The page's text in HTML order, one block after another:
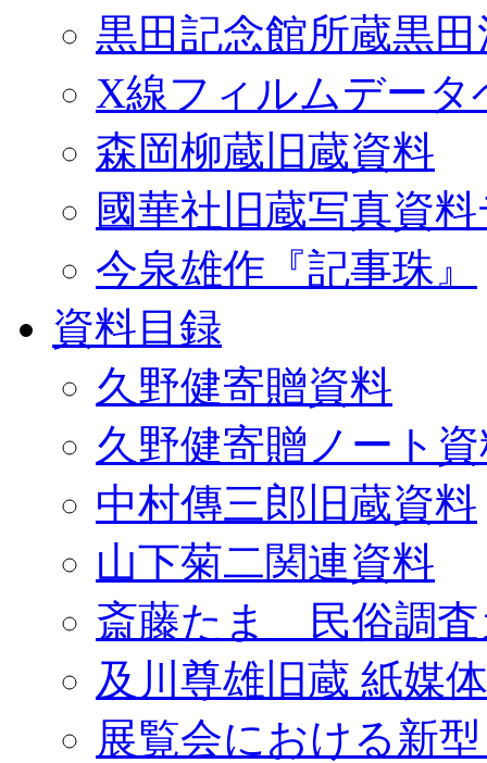
黒田記念館所蔵黒
X線フィルムデータ
森岡柳蔵旧蔵資料
國華社旧蔵写真資
今泉雄作『記事珠』
資料目録
久野健寄贈資料
久野健寄贈ノート
中村傳三郎旧蔵資料
山下菊二関連資料
斎藤たま 民俗調査
及川尊雄旧蔵 紙媒
展覧会における新